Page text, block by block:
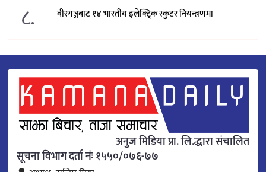
८. वीरगञ्जबाट १४ भारतीय इलेक्ट्रिक स्कुटर नियन्त्रणमा
अनुज मिडिया प्रा. लि.द्धारा संचालित
सूचना विभाग दर्ता नंः १५५०/०७६-७७